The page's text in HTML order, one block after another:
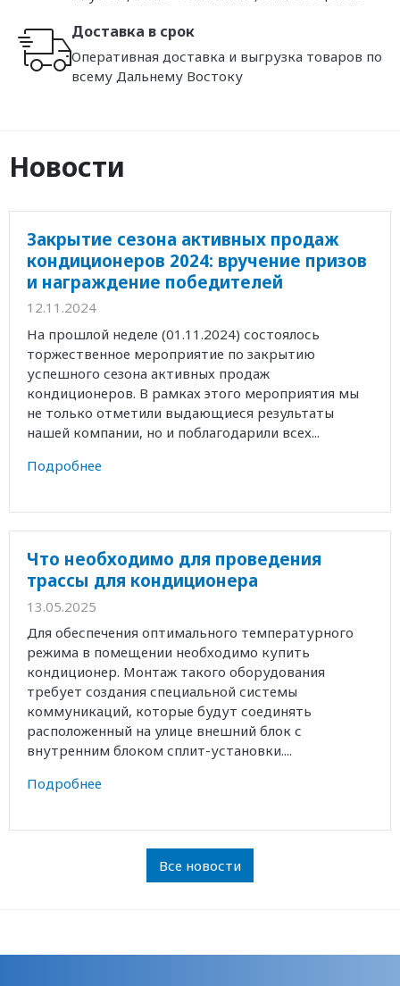
Доставка в срок
Оперативная доставка и выгрузка товаров по
всему Дальнему Востоку
Новости
Закрытие сезона активных продаж
кондиционеров 2024: вручение призов
и награждение победителей
12.11.2024
На прошлой неделе (01.11.2024) состоялось
торжественное мероприятие по закрытию
успешного сезона активных продаж
кондиционеров. В рамках этого мероприятия мы
не только отметили выдающиеся результаты
нашей компании, но и поблагодарили всех...
Подробнее
Что необходимо для проведения
трассы для кондиционера
13.05.2025
Для обеспечения оптимального температурного
режима в помещении необходимо купить
кондиционер. Монтаж такого оборудования
требует создания специальной системы
коммуникаций, которые будут соединять
расположенный на улице внешний блок с
внутренним блоком сплит-установки....
Подробнее
Все новости